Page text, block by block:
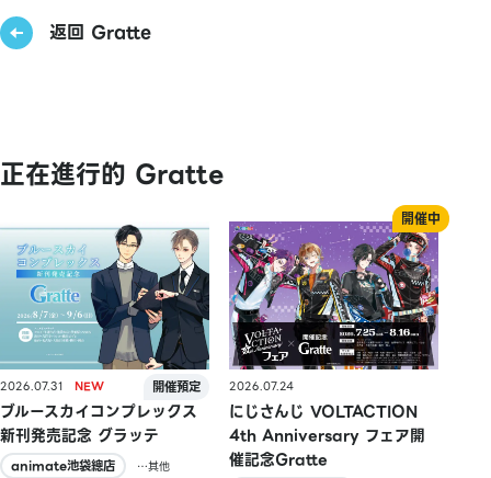
返回 Gratte
正在進行的 Gratte
2026.07.31
ブルースカイコンプレックス
新刊発売記念 グラッテ
animate池袋總店
…其他
2026.07.24
にじさんじ VOLTACTION
4th Anniversary フェア開
催記念Gratte